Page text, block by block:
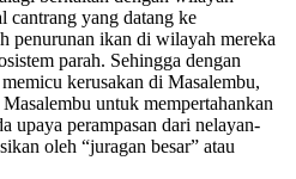
cantrang yang datang ke
penurunan ikan di wilayah mereka
parah. Sehingga dengan
kerusakan di Masalembu,
untuk mempertahankan
upaya perampasan dari nelayan-
oleh “juragan besar” atau